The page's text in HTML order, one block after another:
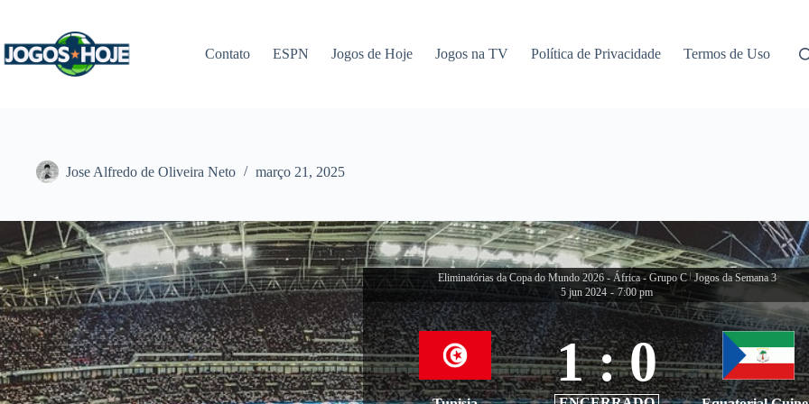
conteúdo
Contato ESPN Jogos de Hoje Jogos na TV Política de Privacidade Termos de Uso
Jose Alfredo de Oliveira Neto março 21, 2025
Eliminatórias da Copa do Mundo 2026 - África - Grupo C | Jogos da Semana 3
5 jun 2024 - 7:00 pm
1 : 0